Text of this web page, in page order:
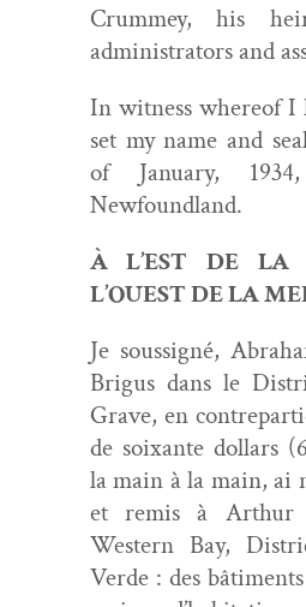
Crum­mey, his
admin­is­tra­tors and
In wit­ness where­of I
set my name and
of Jan­u­ary,
Newfoundland.
À L’EST DE
L’OUEST DE LA
Je sous­signé,
Bri­gus dans le
Grave, en
de soix­ante dol­lars
la main à la main, ai
et remis à Arthur
West­ern Bay,
Verde : des